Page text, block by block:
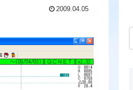
2009.04.05